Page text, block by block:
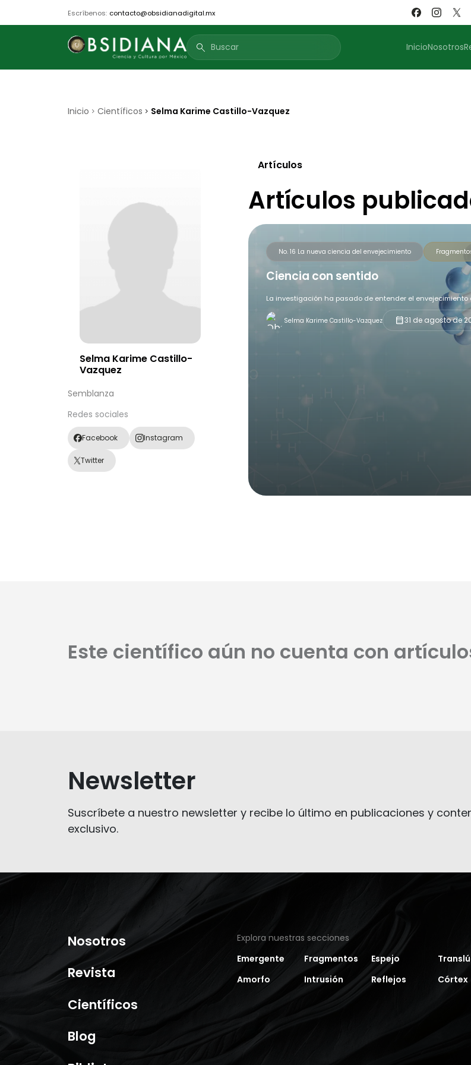
Escríbenos: contacto@obsidianadigital.mx
search InicioNosotros
Inicio Científicos Selma Karime Castillo-Vazquez
Selma Karime Castillo-
Vazquez
Semblanza
Redes sociales
Facebook Instagram
Twitter
Artículos
Artículos
No. 16 La nueva ciencia del envejecimiento
Ciencia con sentido
La investigación ha pasado de entender el
Selma Karime Castillo-Vazquez calendar_month31 de agosto de
Este científico aún no cuenta con
Newsletter
Suscríbete a nuestro newsletter y recibe lo último en publicaciones y
exclusivo.
Nosotros
Revista
Científicos
Blog
Explora nuestras secciones
Emergente
Fragmentos Espejo
Amorfo
Intrusión Reflejos Córtex